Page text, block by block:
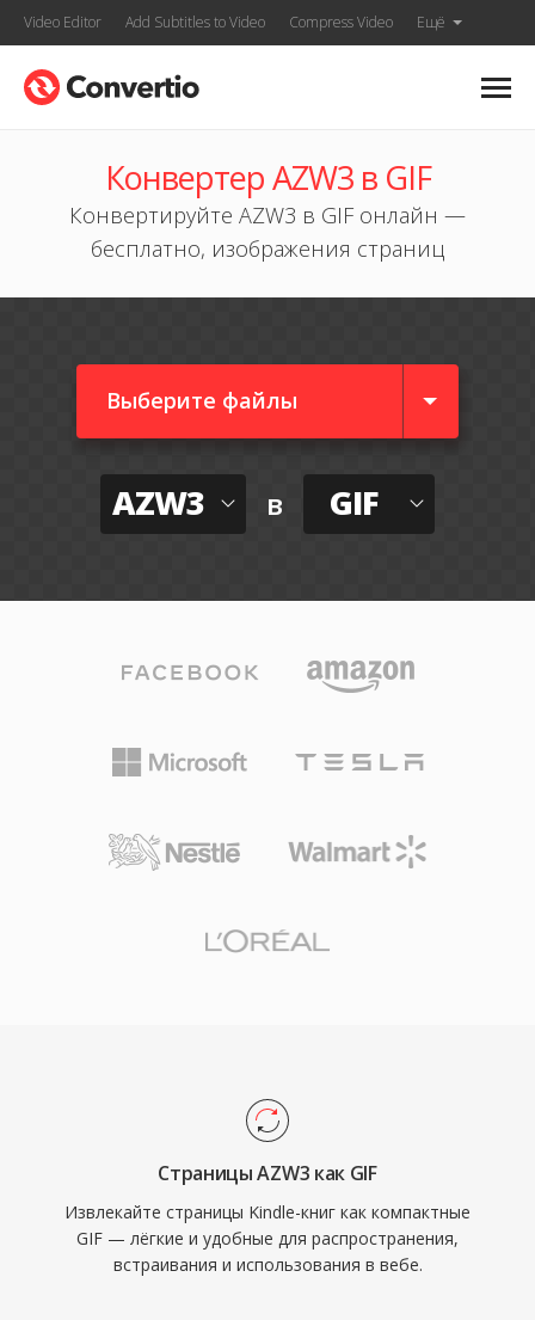
Video Editor Add Subtitles to Video Compress Video Ещё
Конвертер AZW3 в GIF
Конвертируйте AZW3 в GIF онлайн —
бесплатно, изображения страниц
Выберите файлы
AZW3 в GIF
Страницы AZW3 как GIF
Извлекайте страницы Kindle-книг как компактные
GIF — лёгкие и удобные для распространения,
встраивания и использования в вебе.